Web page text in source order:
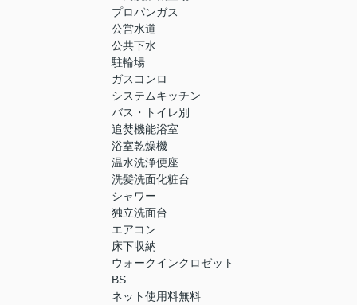
プロパンガス
公営水道
公共下水
駐輪場
ガスコンロ
システムキッチン
バス・トイレ別
追焚機能浴室
浴室乾燥機
温水洗浄便座
洗髪洗面化粧台
シャワー
独立洗面台
エアコン
床下収納
ウォークインクロゼット
BS
ネット使用料無料